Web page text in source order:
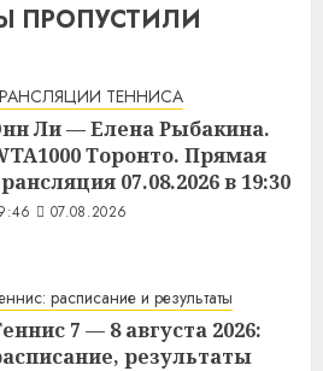
ПРОПУСТИЛИ
ТЕННИСА
Ли — Елена Рыбакина.
Торонто. Прямая
07.08.2026 в 19:30
07.08.2026
расписание и результаты
7 — 8 августа 2026:
результаты